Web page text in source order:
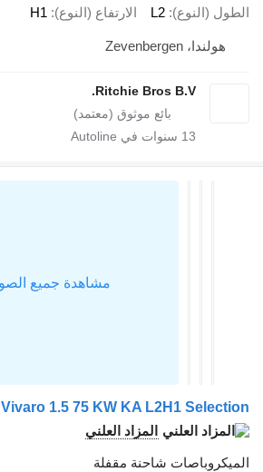
(النوع) L2 الارتفاع (النوع) H1
هولندا، Zevenbergen
Ritchie Bros B.V.
سنوات في Autoline
Opel Vivaro 1.5 75 KW KA L2H1
المزاد العلني
شاحنة مقفلة